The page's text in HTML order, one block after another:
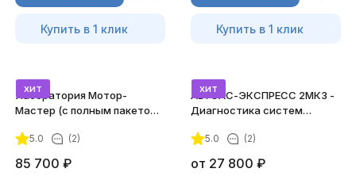
Купить в 1 клик Купить в 1 клик
хит
Лаборатория Мотор-
Мастер (с полным пакетом
5.0 (2)
85 700 ₽
хит
АВТОАС-ЭКСПРЕСС 2МК3 -
Диагностика систем
5.0 (2)
от 27 800 ₽